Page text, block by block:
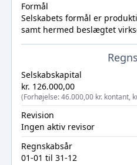
Formål
Selskabets formål er
samt hermed beslægtet
Selskabskapital
kr. 126.000,00
(Forhøjelse: 46.000,00 kr. kontant,
Revision
Ingen aktiv revisor
Regnskabsår
01-01 til 31-12